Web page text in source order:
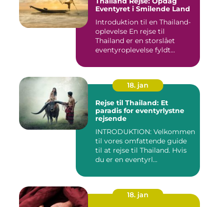
Eventyret i Smilende Land
Introduktion til en Thailand-
oplevelse En rejse til
Thailand er en storslået
eventyroplevelse fyldt...
18. jan
Rejse til Thailand: Et
paradis for eventyrlystne
rejsende
INTRODUKTION: Velkommen
til vores omfattende guide
til at rejse til Thailand. Hvis
du er en eventyrl...
18. jan